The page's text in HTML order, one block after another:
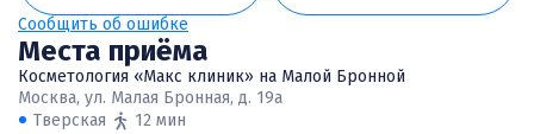
Сообщить об ошибке
Места приёма
Косметология «Макс клиник» на Малой Бронной
Москва, ул. Малая Бронная, д. 19а
Тверская
12 мин